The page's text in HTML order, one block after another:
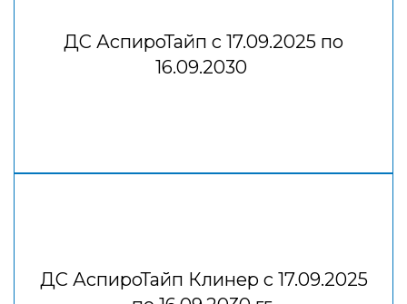
ДС АспироТайп с 17.09.2025 по
16.09.2030
ДС АспироТайп Клинер с 17.09.2025